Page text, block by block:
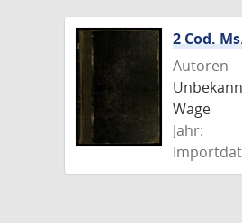
2 Cod.
Autoren
Wage
Jahr: